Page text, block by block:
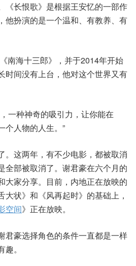
《长恨歌》是根据王安忆的一部作
他扮演的是一个温和、有教养、有
南海十三郎》，并于2014年开始
时间没有上台，他对这个世界又有
一种神奇的吸引力，让你能在
个人物的人生。”
。这两年，有不少电影，都被取消
全部被取消了。谢君豪在六个月的
大家分享。目前，内地正在放映的
大状》和《风再起时》的基础上，
空间》正在放映。
君豪选择角色的条件一直都是一样
。